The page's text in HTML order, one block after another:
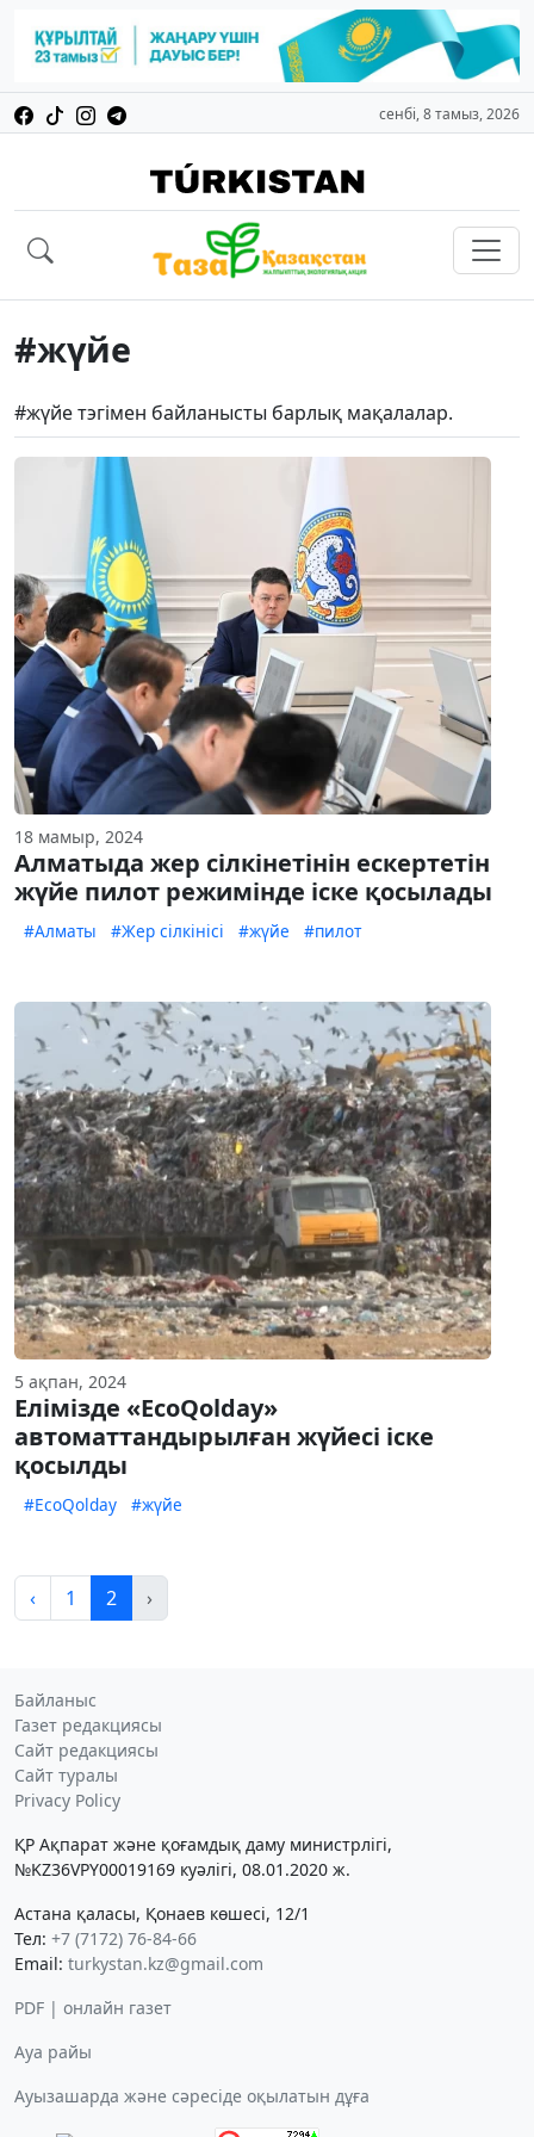
сенбі, 8 тамыз, 2026
#жүйе
#жүйе тэгімен байланысты барлық мақалалар.
18 мамыр, 2024
Алматыда жер сілкінетінін ескертетін
жүйе пилот режимінде іске қосылады
#Алматы #Жер сілкінісі #жүйе #пилот
5 ақпан, 2024
Елімізде «EcoQolday»
автоматтандырылған жүйесі іске
қосылды
#EcoQolday #жүйе
‹ 1 2 ›
Байланыс
Газет редакциясы
Сайт редакциясы
Сайт туралы
Privacy Policy
ҚР Ақпарат және қоғамдық даму министрлігі,
№KZ36VPY00019169 куәлігі, 08.01.2020 ж.
Астана қаласы, Қонаев көшесі, 12/1
Тел: +7 (7172) 76-84-66
Email: turkystan.kz@gmail.com
PDF | онлайн газет
Ауа райы
Ауызашарда және сәресіде оқылатын дұға